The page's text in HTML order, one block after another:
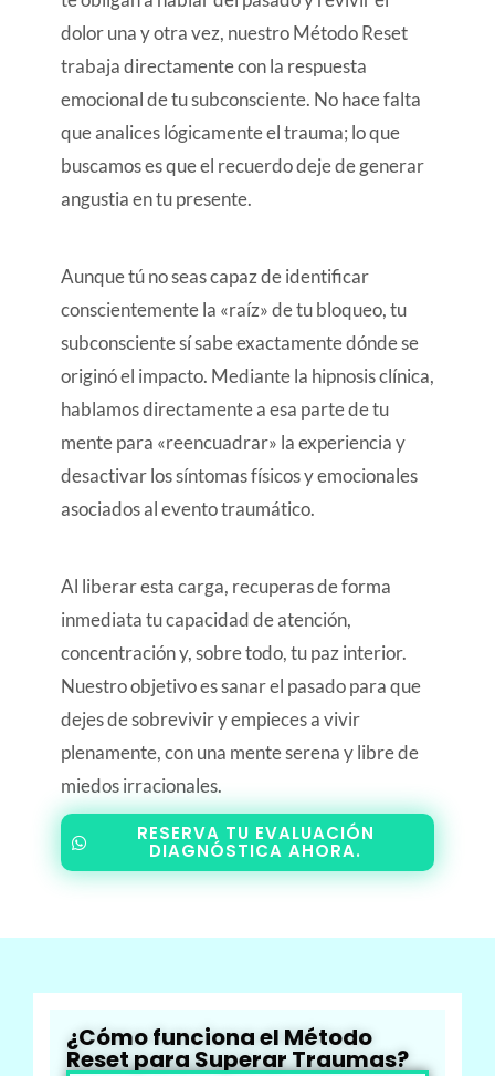
dolor una y otra vez, nuestro Método Reset
trabaja directamente con la respuesta
emocional de tu subconsciente. No hace falta
que analices lógicamente el trauma; lo que
buscamos es que el recuerdo deje de generar
angustia en tu presente.
Aunque tú no seas capaz de identificar
conscientemente la «raíz» de tu bloqueo, tu
subconsciente sí sabe exactamente dónde se
originó el impacto. Mediante la hipnosis clínica,
hablamos directamente a esa parte de tu
mente para «reencuadrar» la experiencia y
desactivar los síntomas físicos y emocionales
asociados al evento traumático.
Al liberar esta carga, recuperas de forma
inmediata tu capacidad de atención,
concentración y, sobre todo, tu paz interior.
Nuestro objetivo es sanar el pasado para que
dejes de sobrevivir y empieces a vivir
plenamente, con una mente serena y libre de
miedos irracionales.
RESERVA TU EVALUACIÓN
DIAGNÓSTICA AHORA.
¿Cómo funciona el Método
Reset para Superar Traumas?